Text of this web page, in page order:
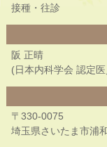
接種・往診
阪 正晴
(日本内科学会 認定
〒330-0075
埼玉県さいたま市浦